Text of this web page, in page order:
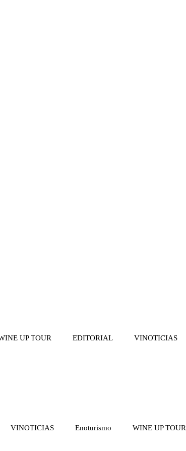
UP TOUR EDITORIAL VINOTICIAS
VINOTICIAS Enoturismo WINE UP TOUR